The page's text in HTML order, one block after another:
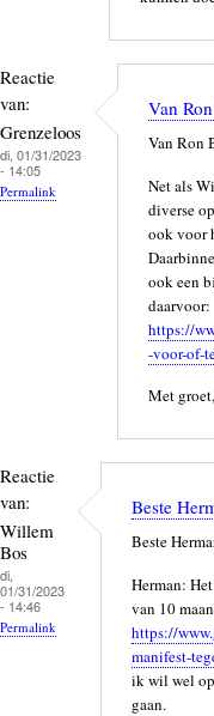
Reactie
van:
Grenzeloos
di, 01/31/2023
- 14:05
Permalink
Van
Van Ron
Net als
diverse
ook voor
ook een
daarvoor:
https://
-voor-of-
Met
Reactie
van:
Willem
Bos
di,
01/31/2023
- 14:46
Permalink
Beste
Beste
Herman:
van 10
https://
manifest-
ik wil wel
gaan.